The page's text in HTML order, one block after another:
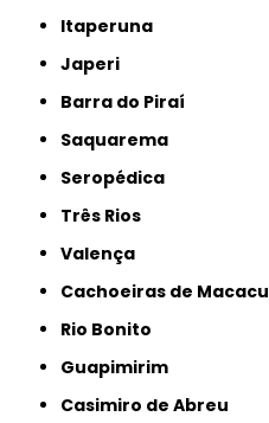
Itaperuna
Japeri
Barra do Piraí
Saquarema
Seropédica
Três Rios
Valença
Cachoeiras de Macacu
Rio Bonito
Guapimirim
Casimiro de Abreu